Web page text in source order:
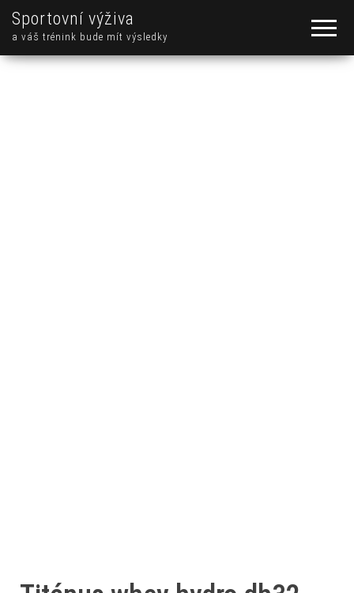
Sportovní výživa
a váš trénink bude mít výsledky